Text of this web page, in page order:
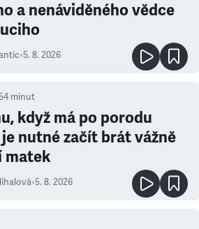
a nenáviděného vědce
•5. 8. 2026
minut
když má po porodu
nutné začít brát vážně
matek
•5. 8. 2026